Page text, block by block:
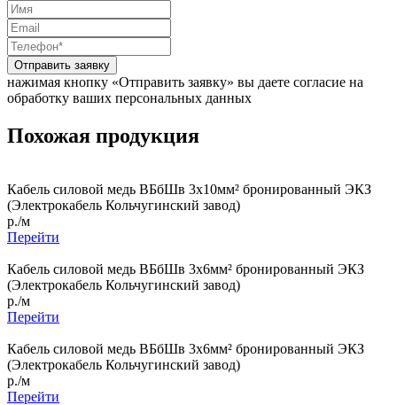
Отправить заявку
нажимая кнопку «Отправить заявку» вы даете согласие на
обработку ваших персональных данных
Похожая продукция
Кабель силовой медь ВБбШв 3x10мм² бронированный ЭКЗ
(Электрокабель Кольчугинский завод)
р./м
Перейти
Кабель силовой медь ВБбШв 3x6мм² бронированный ЭКЗ
(Электрокабель Кольчугинский завод)
р./м
Перейти
Кабель силовой медь ВБбШв 3x6мм² бронированный ЭКЗ
(Электрокабель Кольчугинский завод)
р./м
Перейти